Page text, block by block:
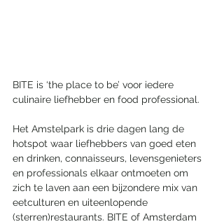
BITE is ‘the place to be’ voor iedere
culinaire liefhebber en food professional.
Het Amstelpark is drie dagen lang de
hotspot waar liefhebbers van goed eten
en drinken, connaisseurs, levensgenieters
en professionals elkaar ontmoeten om
zich te laven aan een bijzondere mix van
eetculturen en uiteenlopende
(sterren)restaurants. BITE of Amsterdam